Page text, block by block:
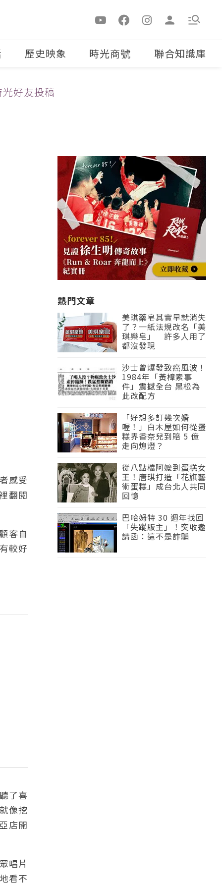
歷史映象 時光商號 聯合知識庫
光好友投稿
感受
翻閱
客自
較好
了喜
像挖
店開
唱片
看不
熱門文章
美琪藥皂其實早就消失
了？一紙法規改名「美
琪樂皂」 許多人用了
都沒發現
沙士曾爆發致癌風波！
1984年「黃樟素事
件」震撼全台 黑松為
此改配方
「好想多訂幾次婚
喔！」白木屋如何從蛋
糕界香奈兒到賠 5 億
走向熄燈？
從八點檔阿嬤到蛋糕女
王！唐琪打造「花旗藝
術蛋糕」成台北人共同
回憶
巴哈姆特 30 週年找回
「失蹤版主」！突收邀
請函：這不是詐騙